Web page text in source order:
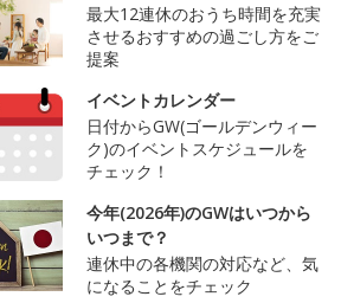
最大12連休のおうち時間を充実
させるおすすめの過ごし方をご
提案
イベントカレンダー
日付からGW(ゴールデンウィー
ク)のイベントスケジュールを
チェック！
今年(2026年)のGWはいつから
いつまで？
連休中の各機関の対応など、気
になることをチェック